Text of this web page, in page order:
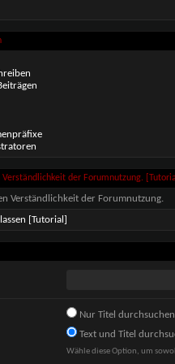
der Forumnutzung.
Verständlichkeit der Forumnutzung.
[Tutorial]
Nur Titel durchsuchen
Text und Titel
Wähle diese Option, um